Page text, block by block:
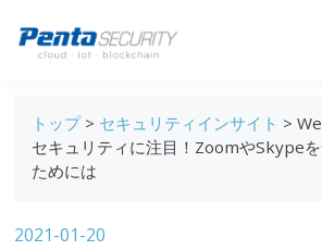
Webセキュリティ
データ保護
セキュリティインサイト
トップ> セキュリティインサイト >
セキュリティに注目！ZoomやSkype
ためには
2021-01-20